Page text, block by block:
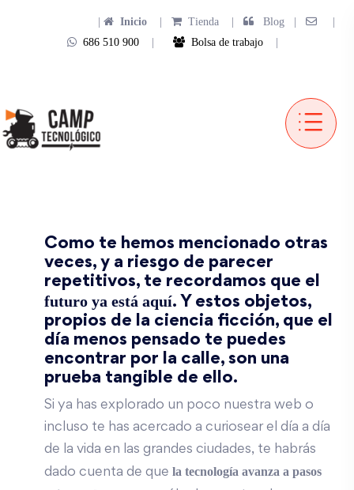
Inicio Tienda Blog |
686 510 900
Bolsa de trabajo
Como te hemos mencionado otras
veces, y a riesgo de parecer
repetitivos, te recordamos que el
futuro ya está aquí. Y estos objetos,
propios de la ciencia ficción, que el
día menos pensado te puedes
encontrar por la calle, son una
prueba tangible de ello.
Si ya has explorado un poco nuestra web o
incluso te has acercado a curiosear el día a día
de la vida en las grandes ciudades, te habrás
dado cuenta de que la tecnología avanza a pasos